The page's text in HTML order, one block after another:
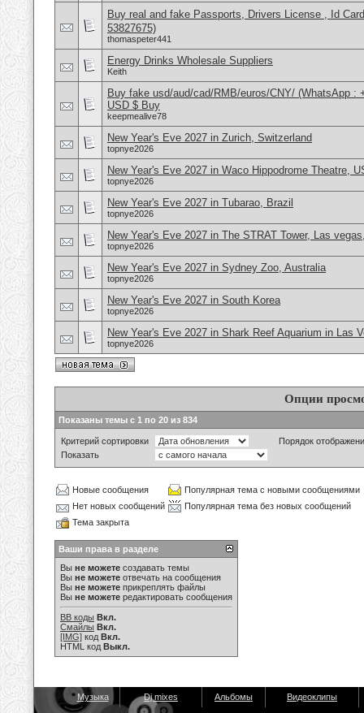
Buy real and fake Passports, Drivers License , Id
53827675)
thomaspeter441
Energy Drinks Wholesale Suppliers
Keith
Buy fake usd/aud/cad/RMB/euros/CNY/ (WhatsApp :
USD $ Buy
keepmealive78
New Year's Eve 2027 in Zurich, Switzerland
topnye2026
New Year's Eve 2027 in Waco Hippodrome Theatre,
topnye2026
New Year's Eve 2027 in Tubarao, Brazil
topnye2026
New Year's Eve 2027 in The STRAT Tower, Las
topnye2026
New Year's Eve 2027 in Sydney Zoo, Australia
topnye2026
New Year's Eve 2027 in South Korea
topnye2026
New Year's Eve 2027 in Shark Reef Aquarium in Las
topnye2026
Опции
Показаны темы с 1 по 20 из 834
Критерий сортировки
Порядок
Показать
Новые сообщения
Популярная тема с новыми сообщениями
Нет новых сообщений
Популярная тема без новых сообщений
Тема закрыта
Ваши права в разделе
Вы не можете создавать темы
Вы не можете отвечать на сообщения
Вы не можете прикреплять файлы
Вы не можете редактировать сообщения
BB коды Вкл.
Смайлы Вкл.
[IMG] код Вкл.
HTML код Выкл.
Музыка Dj mixes Альбомы Видеоклипы